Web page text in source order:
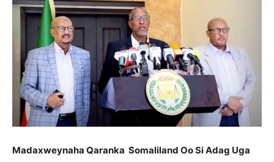
Madaxweynaha Qaranka Somaliland Oo Si Adag Uga